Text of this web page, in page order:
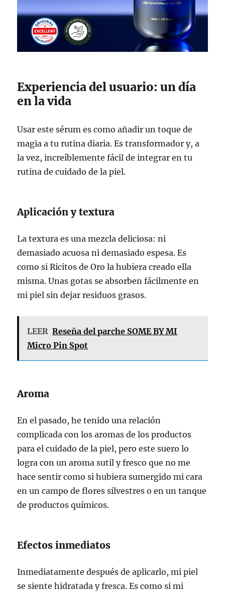
Experiencia del usuario: un día
en la vida
Usar este sérum es como añadir un toque de
magia a tu rutina diaria. Es transformador y, a
la vez, increíblemente fácil de integrar en tu
rutina de cuidado de la piel.
Aplicación y textura
La textura es una mezcla deliciosa: ni
demasiado acuosa ni demasiado espesa. Es
como si Ricitos de Oro la hubiera creado ella
misma. Unas gotas se absorben fácilmente en
mi piel sin dejar residuos grasos.
LEER Reseña del parche SOME BY MI
Micro Pin Spot
Aroma
En el pasado, he tenido una relación
complicada con los aromas de los productos
para el cuidado de la piel, pero este suero lo
logra con un aroma sutil y fresco que no me
hace sentir como si hubiera sumergido mi cara
en un campo de flores silvestres o en un tanque
de productos químicos.
Efectos inmediatos
Inmediatamente después de aplicarlo, mi piel
se siente hidratada y fresca. Es como si mi